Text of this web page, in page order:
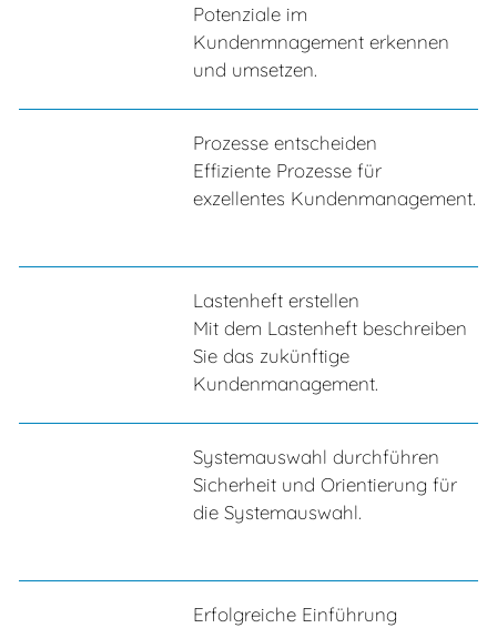
Potenziale im
Kundenmnagement erkennen
und umsetzen.
Prozesse entscheiden
Effiziente Prozesse für
exzellentes Kundenmanagement.
Lastenheft erstellen
Mit dem Lastenheft beschreiben
Sie das zukünftige
Kundenmanagement.
Systemauswahl durchführen
Sicherheit und Orientierung für
die Systemauswahl.
Erfolgreiche Einführung